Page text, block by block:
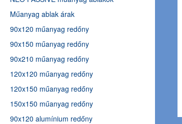
Műanyag ablak árak
90x120 műanyag redőny
90x150 műanyag redőny
90x210 műanyag redőny
120x120 műanyag redőny
120x150 műanyag redőny
150x150 műanyag redőny
90x120 alumínium redőny